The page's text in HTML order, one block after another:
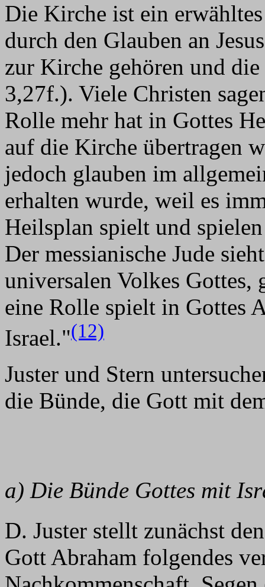
Die Kirche ist ein
durch den Glauben an
zur Kirche gehören und
3,27f.). Viele Christen
Rolle mehr hat in Gottes
auf die Kirche übertragen
jedoch glauben im
erhalten wurde, weil es
Heilsplan spielt und
Der messianische Jude
universalen Volkes Gottes,
eine Rolle spielt in Gottes
Israel."(12)
Juster und Stern
die Bünde, die Gott mit
a) Die Bünde Gottes mit
D. Juster stellt zunächst
Gott Abraham folgendes